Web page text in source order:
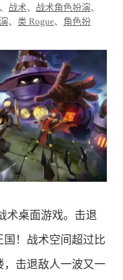
、 战术、 战术角色扮演、
、 类 Rogue、 角色扮
术桌面游戏。击退
国！战术空间超过比
，击退敌人一波又一